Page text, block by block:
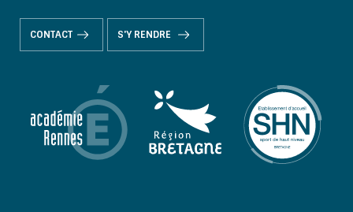
CONTACT S'Y RENDRE